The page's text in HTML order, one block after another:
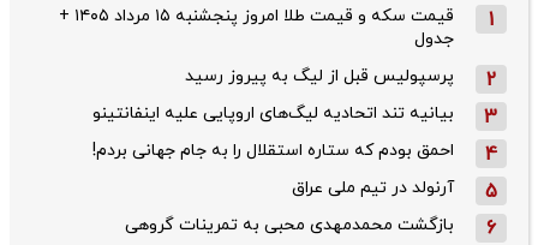
1
قیمت سکه و قیمت طلا امروز پنجشنبه ۱۵ مرداد ۱۴۰۵ +
جدول
2 پرسپولیس قبل از لیگ به پیروز رسید
3 بیانیه تند اتحادیه لیگ‌های اروپایی علیه اینفانتینو
4 احمق بودم که ستاره استقلال را به جام جهانی بردم!
5 آرنولد در تیم ملی عراق
6 بازگشت محمدمهدی محبی به تمرینات گروهی